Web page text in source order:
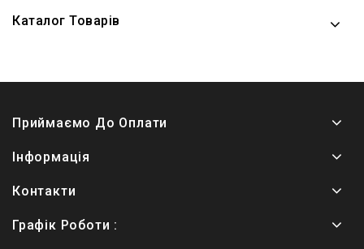
Каталог Товарів
Приймаємо До Оплати
Інформація
Контакти
Графік Роботи :